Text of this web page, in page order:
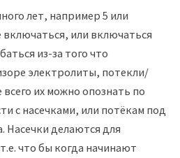
лет, например 5 или
или включаться
из-за того что
электролиты, потекли/
их можно опознать по
с насечками, или потёкам под
Насечки делаются для
что бы когда начинают